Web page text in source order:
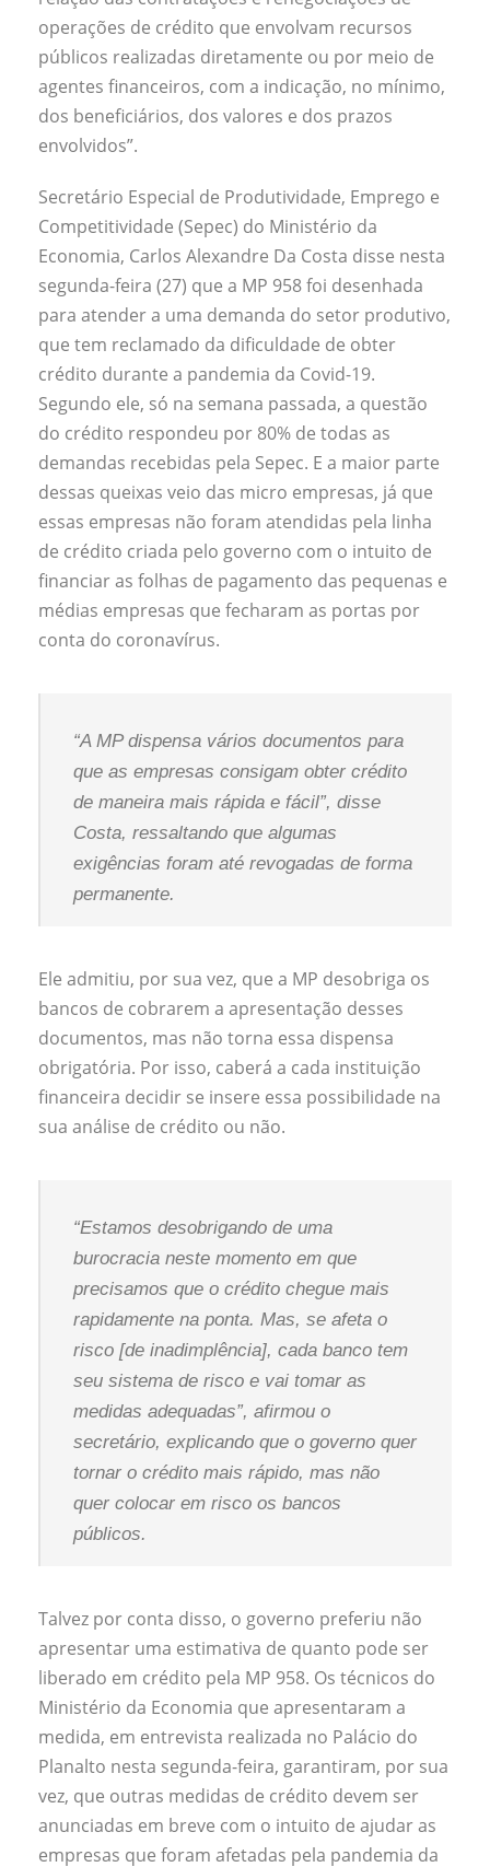
operações de crédito que envolvam recursos
públicos realizadas diretamente ou por meio de
agentes financeiros, com a indicação, no mínimo,
dos beneficiários, dos valores e dos prazos
envolvidos”.
Secretário Especial de Produtividade, Emprego e
Competitividade (Sepec) do Ministério da
Economia, Carlos Alexandre Da Costa disse nesta
segunda-feira (27) que a MP 958 foi desenhada
para atender a uma demanda do setor produtivo,
que tem reclamado da dificuldade de obter
crédito durante a pandemia da Covid-19.
Segundo ele, só na semana passada, a questão
do crédito respondeu por 80% de todas as
demandas recebidas pela Sepec. E a maior parte
dessas queixas veio das micro empresas, já que
essas empresas não foram atendidas pela linha
de crédito criada pelo governo com o intuito de
financiar as folhas de pagamento das pequenas e
médias empresas que fecharam as portas por
conta do coronavírus.
“A MP dispensa vários documentos para
que as empresas consigam obter crédito
de maneira mais rápida e fácil”, disse
Costa, ressaltando que algumas
exigências foram até revogadas de forma
permanente.
Ele admitiu, por sua vez, que a MP desobriga os
bancos de cobrarem a apresentação desses
documentos, mas não torna essa dispensa
obrigatória. Por isso, caberá a cada instituição
financeira decidir se insere essa possibilidade na
sua análise de crédito ou não.
“Estamos desobrigando de uma
burocracia neste momento em que
precisamos que o crédito chegue mais
rapidamente na ponta. Mas, se afeta o
risco [de inadimplência], cada banco tem
seu sistema de risco e vai tomar as
medidas adequadas”, afirmou o
secretário, explicando que o governo quer
tornar o crédito mais rápido, mas não
quer colocar em risco os bancos
públicos.
Talvez por conta disso, o governo preferiu não
apresentar uma estimativa de quanto pode ser
liberado em crédito pela MP 958. Os técnicos do
Ministério da Economia que apresentaram a
medida, em entrevista realizada no Palácio do
Planalto nesta segunda-feira, garantiram, por sua
vez, que outras medidas de crédito devem ser
anunciadas em breve com o intuito de ajudar as
empresas que foram afetadas pela pandemia da